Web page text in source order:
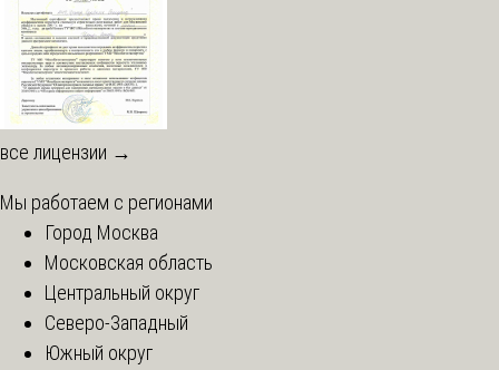
все лицензии →
Мы работаем с регионами
Город Москва
Московская область
Центральный округ
Северо-Западный
Южный округ